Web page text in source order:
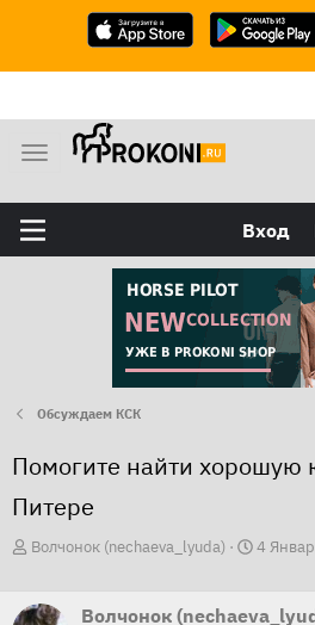
М
н
ю
Вход
Обсуждаем КСК
Помогите найти
Питере
А
т
Волчонок (nechaeva_lyuda)
Д
4
Волчонок